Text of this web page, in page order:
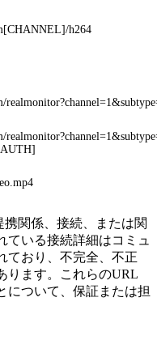
h264
携関係、接続、または関
ている接続詳細はコミュ
ており、不完全、不正
ります。これらのURL
について、保証または担